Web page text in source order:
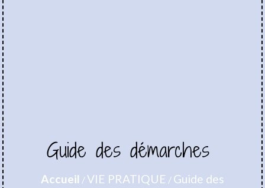
Guide des démarches
Accueil /VIE PRATIQUE / Guide des